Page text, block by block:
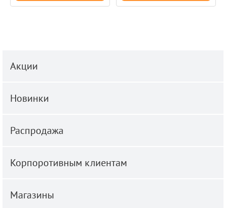
Акции
Новинки
Распродажа
Корпоротивным клиентам
Магазины